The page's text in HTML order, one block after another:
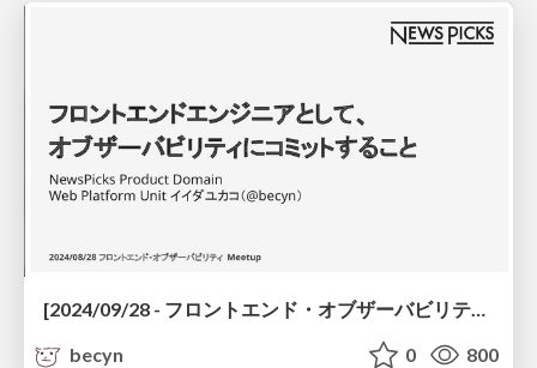
[2024/09/28 - フロントエンド・オブザーバビリティ Meetup] フロントエンドエンジニアとして、オブザーバビリティにコミットすること
becyn
0 800